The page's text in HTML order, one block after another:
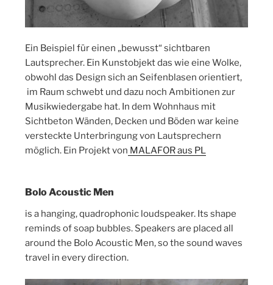
Ein Beispiel für einen „bewusst“ sichtbaren
Lautsprecher. Ein Kunstobjekt das wie eine Wolke,
obwohl das Design sich an Seifenblasen orientiert,
im Raum schwebt und dazu noch Ambitionen zur
Musikwiedergabe hat. In dem Wohnhaus mit
Sichtbeton Wänden, Decken und Böden war keine
versteckte Unterbringung von Lautsprechern
möglich. Ein Projekt von MALAFOR aus PL
Bolo Acoustic Men
is a hanging, quadrophonic loudspeaker. Its shape
reminds of soap bubbles. Speakers are placed all
around the Bolo Acoustic Men, so the sound waves
travel in every direction.